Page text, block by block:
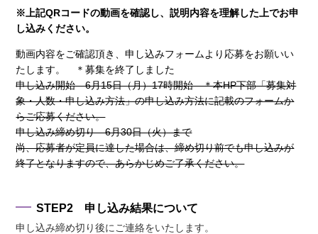
※上記QRコードの動画を確認し、説明内容を理解した上でお申
し込みください。
動画内容をご確認頂き、申し込みフォームより応募をお願いい
たします。 ＊募集を終了しました
申し込み開始 6月15日（月）17時開始 ＊本HP下部「募集対
象・人数・申し込み方法」の申し込み方法に記載のフォームか
らご応募ください。
申し込み締め切り 6月30日（火）まで
尚、応募者が定員に達した場合は、締め切り前でも申し込みが
終了となりますので、あらかじめご了承ください。
STEP2 申し込み結果について
申し込み締め切り後にご連絡をいたします。